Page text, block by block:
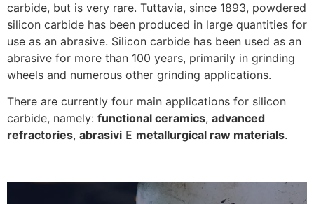
carbide, but is very rare. Tuttavia, since 1893, powdered
silicon carbide has been produced in large quantities for
use as an abrasive. Silicon carbide has been used as an
abrasive for more than 100 years, primarily in grinding
wheels and numerous other grinding applications.
There are currently four main applications for silicon
carbide, namely: functional ceramics, advanced
refractories, abrasivi E metallurgical raw materials.